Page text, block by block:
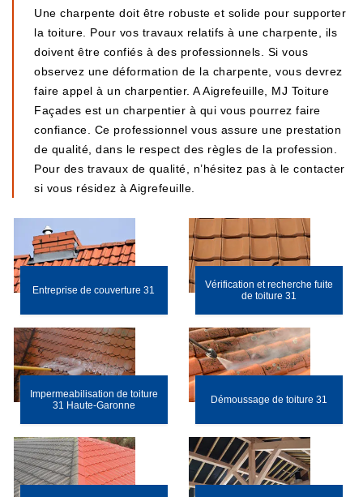
Une charpente doit être robuste et solide pour supporter
la toiture. Pour vos travaux relatifs à une charpente, ils
doivent être confiés à des professionnels. Si vous
observez une déformation de la charpente, vous devrez
faire appel à un charpentier. A Aigrefeuille, MJ Toiture
Façades est un charpentier à qui vous pourrez faire
confiance. Ce professionnel vous assure une prestation
de qualité, dans le respect des règles de la profession.
Pour des travaux de qualité, n’hésitez pas à le contacter
si vous résidez à Aigrefeuille.
Entreprise de couverture 31
Vérification et recherche fuite
de toiture 31
Impermeabilisation de toiture
31 Haute-Garonne
Démoussage de toiture 31